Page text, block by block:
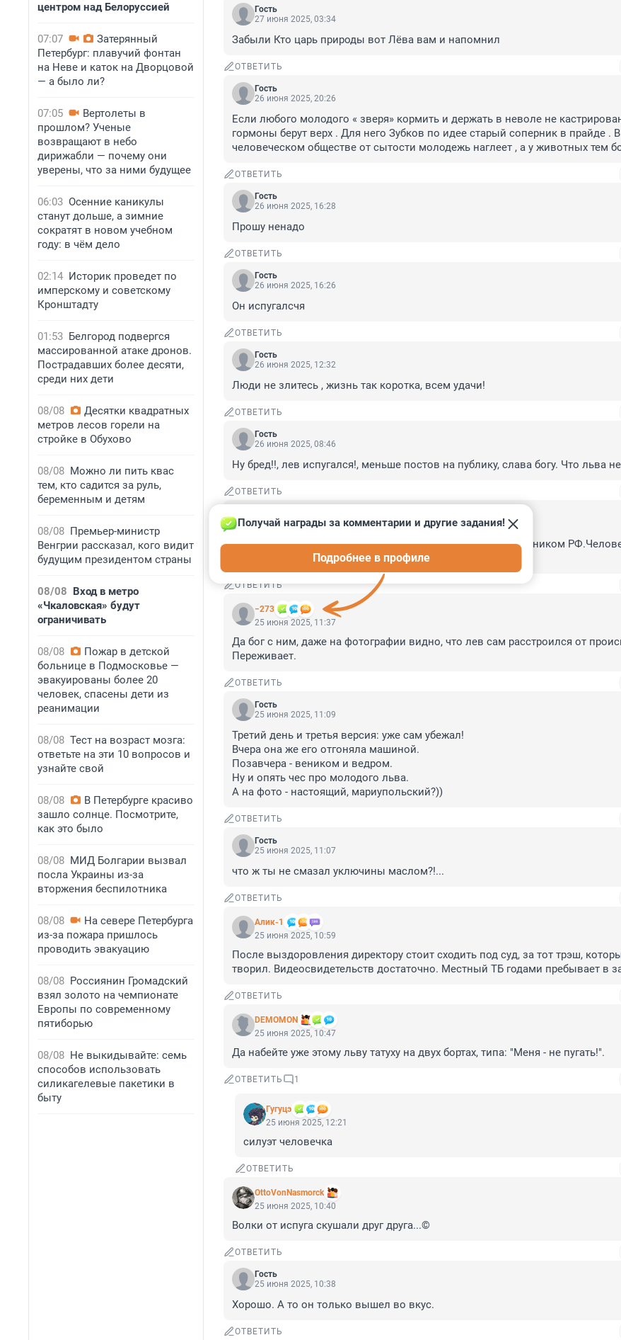
центром над Белоруссией
07:07
Затерянный
Петербург: плавучий фонтан
на Неве и каток на Дворцовой
— а было ли?
07:05
Вертолеты в
прошлом? Ученые
возвращают в небо
дирижабли — почему они
уверены, что за ними будущее
06:03 Осенние каникулы
станут дольше, а зимние
сократят в новом учебном
году: в чём дело
02:14 Историк проведет по
имперскому и советскому
Кронштадту
01:53 Белгород подвергся
массированной атаке дронов.
Пострадавших более десяти,
среди них дети
08/08
Десятки квадратных
метров лесов горели на
стройке в Обухово
08/08 Можно ли пить квас
тем, кто садится за руль,
беременным и детям
08/08 Премьер-министр
Венгрии рассказал, кого видит
будущим президентом страны
08/08 Вход в метро
«Чкаловская» будут
ограничивать
08/08
Пожар в детской
больнице в Подмосковье —
эвакуированы более 20
человек, спасены дети из
реанимации
08/08 Тест на возраст мозга:
ответьте на эти 10 вопросов и
узнайте свой
08/08
В Петербурге красиво
зашло солнце. Посмотрите,
как это было
08/08 МИД Болгарии вызвал
посла Украины из-за
вторжения беспилотника
08/08
На севере Петербурга
из-за пожара пришлось
проводить эвакуацию
08/08 Россиянин Громадский
взял золото на чемпионате
Европы по современному
пятиборью
08/08 Не выкидывайте: семь
способов использовать
силикагелевые пакетики в
быту
Гость
27 июня 2025, 03:34
Забыли Кто царь природы вот Лёва вам и напомнил
ОТВЕТИТЬ
Гость
26 июня 2025, 20:26
Если любого молодого « зверя» кормить и держать в неволе не
гормоны берут верх . Для него Зубков по идее старый соперник в прайде . В
человеческом обществе от сытости молодежь наглеет , а у животных тем
ОТВЕТИТЬ
Гость
26 июня 2025, 16:28
Прошу ненадо
ОТВЕТИТЬ
Гость
26 июня 2025, 16:26
Он испугалсчя
ОТВЕТИТЬ
Гость
26 июня 2025, 12:32
Люди не злитесь , жизнь так коротка, всем удачи!
ОТВЕТИТЬ
Гость
26 июня 2025, 08:46
Ну бред!!, лев испугался!, меньше постов на публику, слава богу. Что льва
ОТВЕТИТЬ
25 июня 2025, 13:02
В этой статье вся сущность сегодняшнего государства под ником
не значит!Лев и тигры Разпашного важнее и дороже!
ОТВЕТИТЬ
−273
Получай награды за комментарии и другие задания!
Подробнее в профиле
25 июня 2025, 11:37
Да бог с ним, даже на фотографии видно, что лев сам расстроился от
Переживает.
ОТВЕТИТЬ
Гость
25 июня 2025, 11:09
Третий день и третья версия: уже сам убежал!
Вчера она же его отгоняла машиной.
Позавчера - веником и ведром.
Ну и опять чес про молодого льва.
А на фото - настоящий, мариупольский?))
ОТВЕТИТЬ
Гость
25 июня 2025, 11:07
что ж ты не смазал уключины маслом?!...
ОТВЕТИТЬ
Алик-1
25 июня 2025, 10:59
После выздоровления директору стоит сходить под суд, за тот трэш,
творил. Видеосвидетельств достаточно. Местный ТБ годами пребывает в
ОТВЕТИТЬ
DEMOMON
25 июня 2025, 10:47
Да набейте уже этому льву татуху на двух бортах, типа: "Меня - не пугать!".
ОТВЕТИТЬ 1
Гугуцэ
25 июня 2025, 12:21
силуэт человечка
ОТВЕТИТЬ
OttoVonNasmorck
25 июня 2025, 10:40
Волки от испуга скушали друг друга...©
ОТВЕТИТЬ
Гость
25 июня 2025, 10:38
Хорошо. А то он только вышел во вкус.
ОТВЕТИТЬ